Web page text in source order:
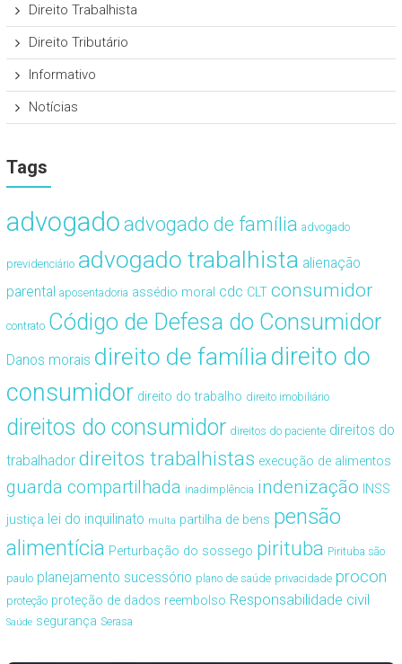
Direito Trabalhista
Direito Tributário
Informativo
Notícias
Tags
advogado advogado de família advogado
previdenciário advogado trabalhista alienação
parental aposentadoria assédio moral cdc CLT consumidor
contrato Código de Defesa do Consumidor
Danos morais direito de famíliadireito do
consumidor direito do trabalho direito imobiliário
direitos do consumidor direitos do paciente direitos do
trabalhador direitos trabalhistas execução de alimentos
guarda compartilhada inadimplência indenização INSS
justiça lei do inquilinato multa partilha de bens pensão
alimentícia Perturbação do sossego pirituba Pirituba são
paulo planejamento sucessório plano de saúde privacidade procon
proteção proteção de dados reembolso Responsabilidade civil
Saúde segurança Serasa